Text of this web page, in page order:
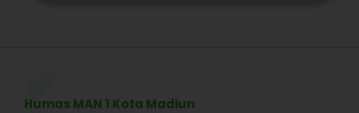
Humas MAN 1 Kota Madiun